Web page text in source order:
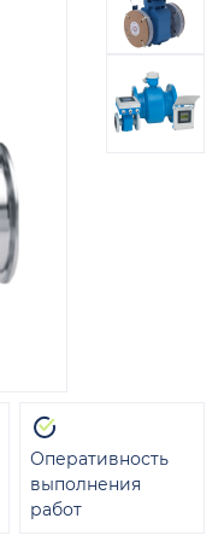
Оперативность
выполнения
работ